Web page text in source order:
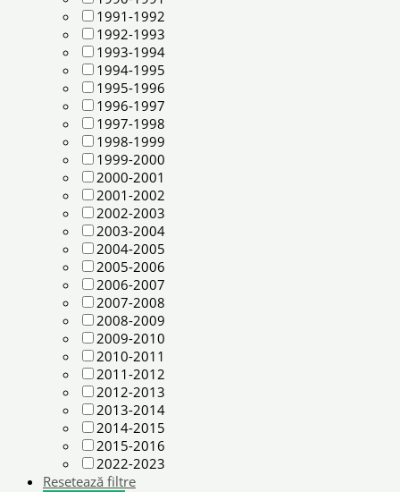
1991-1992
1992-1993
1993-1994
1994-1995
1995-1996
1996-1997
1997-1998
1998-1999
1999-2000
2000-2001
2001-2002
2002-2003
2003-2004
2004-2005
2005-2006
2006-2007
2007-2008
2008-2009
2009-2010
2010-2011
2011-2012
2012-2013
2013-2014
2014-2015
2015-2016
2022-2023
Resetează filtre